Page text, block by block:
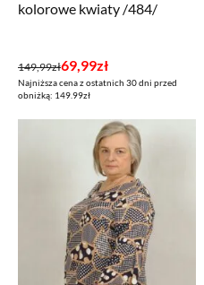
kolorowe kwiaty /484/
149,99zł
Pierwotna
cena
69,99zł
Aktualna
cena
Najniższa cena z ostatnich 30 dni przed
obniżką: 149.99zł